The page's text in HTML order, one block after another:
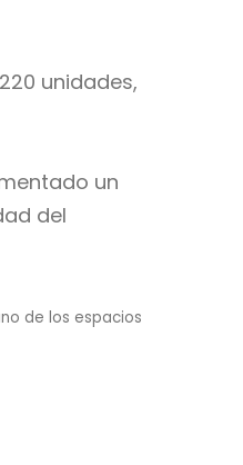
unidades,
un
del
de los espacios